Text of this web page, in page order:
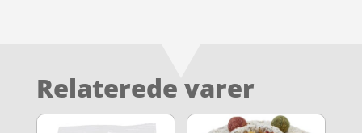
Relaterede varer